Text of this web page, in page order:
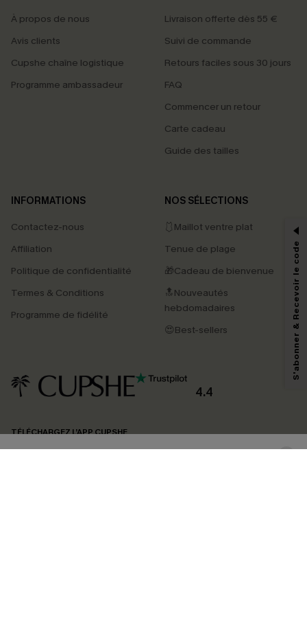
À propos de nous
Avis clients
Cupshe chaîne logistique
Programme ambassadeur
Livraison offerte dès 55 €
Suivi de commande
Retours faciles sous 30 jours
FAQ
Commencer un retour
Carte cadeau
Guide des tailles
INFORMATIONS
Contactez-nous
Affiliation
Politique de confidentialité
Termes & Conditions
Programme de fidélité
NOS SÉLECTIONS
🩱Maillot ventre plat
Tenue de plage
🎁Cadeau de bienvenue
🔝Nouveautés
hebdomadaires
😍Best-sellers
4.4
TÉLÉCHARGEZ L’APP CUPSHE
PROFITEZ DE -15%
-15% dès 2 Achetés par E-mail
*Un code par commande, valable une seule fois.
En soumettant votre adresse e-mail, vous acceptez de recevoir des e-mails
marketing (y compris du contenu généré par l'IA) de Cupshe et
reconnaissez avoir pris connaissance de nos
pouvons utiliser les données collectées sur notre site ainsi que des
produits susceptibles de vous intéresser, conformément à notre
Politique de
confidentialité
. Vous pouvez vous désabonner à tout moment.
S'abonner & Recevoir le code